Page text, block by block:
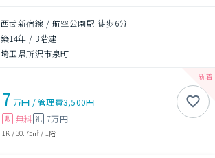
西武新宿線 / 航空公園駅 徒歩6分
築14年 / 3階建
埼玉県所沢市泉町
7 万円 /管理費3,500円
敷 無料 礼 7万円
1K /30.75㎡ / 1階